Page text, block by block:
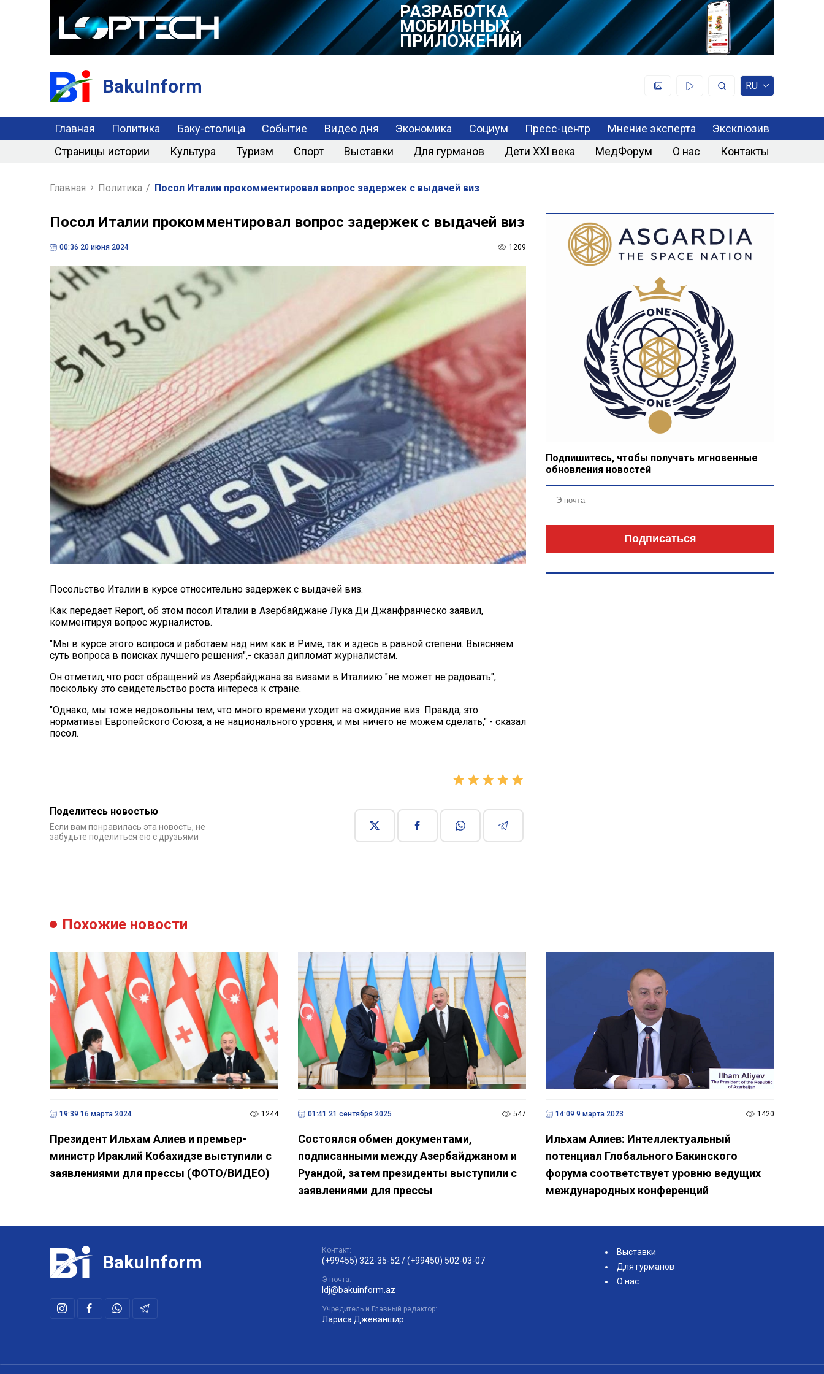
РАЗРАБОТКА
МОБИЛЬНЫХ
ПРИЛОЖЕНИЙ
BakuInform RU
Главная Политика Баку-столица Событие Видео дня Экономика Социум Пресс-центр Мнение эксперта
Эксклюзив
Страницы истории
Культура Туризм Спорт Выставки Для гурманов Дети XXI века МедФорум О нас Контакты
Главная Политика / Посол Италии прокомментировал вопрос задержек с выдачей виз
Посол Италии прокомментировал вопрос задержек с выдачей виз
00:36 20 июня 2024 1209
Посольство Италии в курсе относительно задержек с выдачей виз.
Как передает Report, об этом посол Италии в Азербайджане Лука Ди Джанфранческо заявил,
комментируя вопрос журналистов.
"Мы в курсе этого вопроса и работаем над ним как в Риме, так и здесь в равной степени. Выясняем
суть вопроса в поисках лучшего решения",- сказал дипломат журналистам.
Он отметил, что рост обращений из Азербайджана за визами в Италиию "не может не радовать",
поскольку это свидетельство роста интереса к стране.
"Однако, мы тоже недовольны тем, что много времени уходит на ожидание виз. Правда, это
нормативы Европейского Союза, а не национального уровня, и мы ничего не можем сделать," - сказал
посол.
Поделитесь новостью
Если вам понравилась эта новость, не
забудьте поделиться ею с друзьями
Подпишитесь, чтобы получать мгновенные
обновления новостей
Подписаться
Похожие новости
19:39 16 марта 2024 1244
Президент Ильхам Алиев и премьер-
министр Ираклий Кобахидзе выступили с
заявлениями для прессы (ФОТО/ВИДЕО)
01:41 21 сентября 2025 547
Состоялся обмен документами,
подписанными между Азербайджаном и
Руандой, затем президенты выступили с
заявлениями для прессы
14:09 9 марта 2023 1420
Ильхам Алиев: Интеллектуальный
потенциал Глобального Бакинского
форума соответствует уровню ведущих
международных конференций
BakuInform
Контакт:
(+99455) 322-35-52 /(+99450) 502-03-07
Э-почта:
ldj@bakuinform.az
Учредитель и Главный редактор:
Лариса Джеваншир
Выставки
Для гурманов
О нас